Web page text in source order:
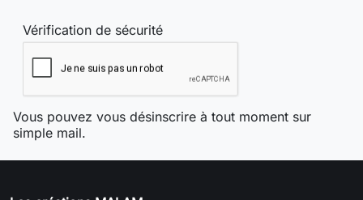
Vérification de sécurité
Vous pouvez vous désinscrire à tout moment sur
simple mail.